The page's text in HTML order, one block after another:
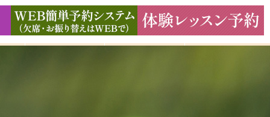
ギャラリー アクセス よくある質問